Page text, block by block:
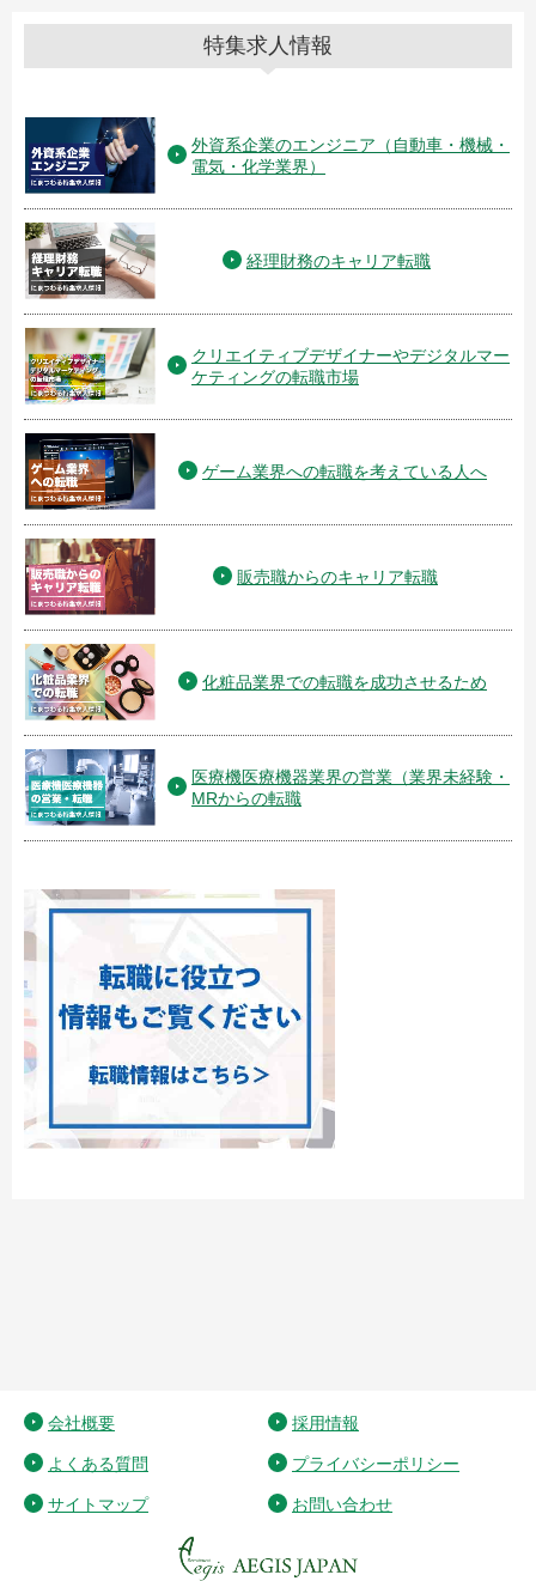
特集求人情報
外資系企業のエンジニア（自動車・機械・
電気・化学業界）
経理財務のキャリア転職
クリエイティブデザイナーやデジタルマー
ケティングの転職市場
ゲーム業界への転職を考えている人へ
販売職からのキャリア転職
化粧品業界での転職を成功させるため
医療機医療機器業界の営業（業界未経験・
MRからの転職
会社概要 採用情報
よくある質問 プライバシーポリシー
サイトマップ お問い合わせ